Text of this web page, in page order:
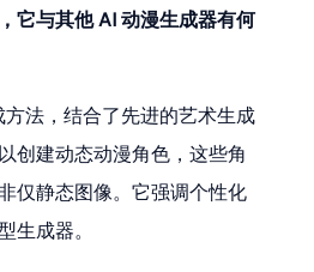
它与其他 AI 动漫生成器有何
法，结合了先进的艺术生成
创建动态动漫角色，这些角
仅静态图像。它强调个性化
生成器。